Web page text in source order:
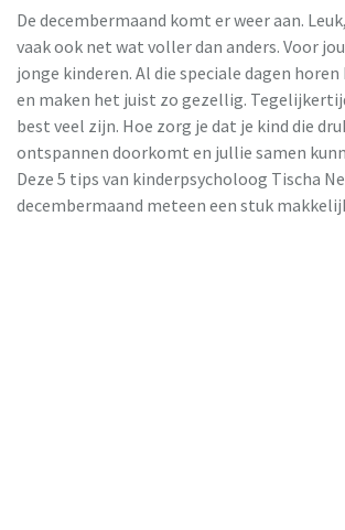
De decembermaand komt er weer aan.
vaak ook net wat voller dan anders. Voor
jonge kinderen. Al die speciale dagen horen
en maken het juist zo gezellig.
best veel zijn. Hoe zorg je dat je kind die
ontspannen doorkomt en jullie samen
Deze 5 tips van kinderpsycholoog Tischa
decembermaand meteen een stuk